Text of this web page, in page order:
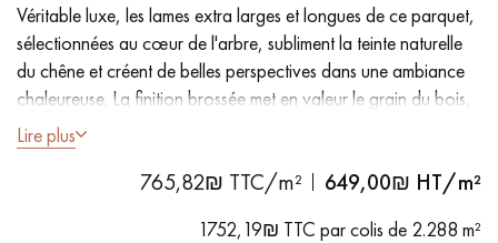
Nos conseillers sont disponibles au
09-8899140
Véritable luxe, les lames extra larges et longues de ce parquet,
sélectionnées au cœur de l'arbre, subliment la teinte naturelle
du chêne et créent de belles perspectives dans une ambiance
chaleureuse. La finition brossée met en valeur le grain du bois,
tandis que le vernis extra mat effet ciré apporte une élégance
intemporelle.
Lire plus
765,82₪ TTC/m² 649,00₪ HT/m²
1752,19₪ TTC par colis de 2.288 m²